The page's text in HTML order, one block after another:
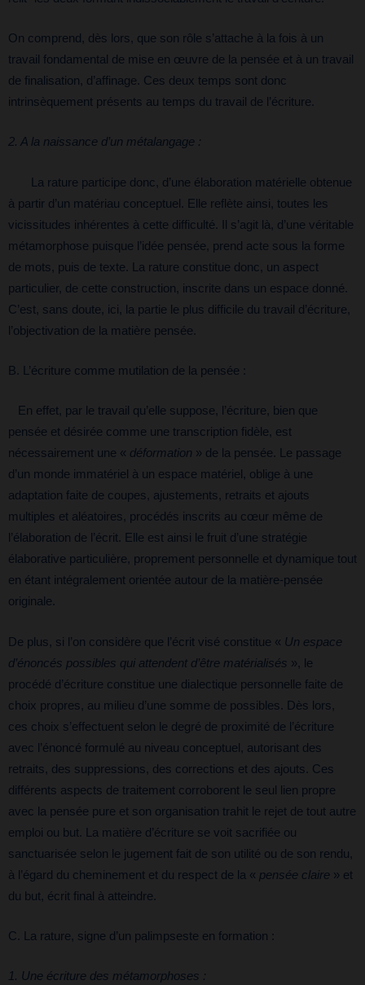
On comprend, dès lors, que son rôle s’attache à la fois à un
travail fondamental de mise en œuvre de la pensée et à un travail
de finalisation, d’affinage. Ces deux temps sont donc
intrinsèquement présents au temps du travail de l’écriture.
2. A la naissance d’un métalangage :
La rature participe donc, d’une élaboration matérielle obtenue
à partir d’un matériau conceptuel. Elle reflète ainsi, toutes les
vicissitudes inhérentes à cette difficulté. Il s’agit là, d’une véritable
métamorphose puisque l’idée pensée, prend acte sous la forme
de mots, puis de texte. La rature constitue donc, un aspect
particulier, de cette construction, inscrite dans un espace donné.
C’est, sans doute, ici, la partie le plus difficile du travail d’écriture,
l’objectivation de la matière pensée.
B. L’écriture comme mutilation de la pensée :
En effet, par le travail qu’elle suppose, l’écriture, bien que
pensée et désirée comme une transcription fidèle, est
nécessairement une « déformation » de la pensée. Le passage
d’un monde immatériel à un espace matériel, oblige à une
adaptation faite de coupes, ajustements, retraits et ajouts
multiples et aléatoires, procédés inscrits au cœur même de
l’élaboration de l’écrit. Elle est ainsi le fruit d’une stratégie
élaborative particulière, proprement personnelle et dynamique tout
en étant intégralement orientée autour de la matière-pensée
originale.
De plus, si l’on considère que l’écrit visé constitue « Un espace
d’énoncés possibles qui attendent d’être matérialisés », le
procédé d’écriture constitue une dialectique personnelle faite de
choix propres, au milieu d’une somme de possibles. Dès lors,
ces choix s’effectuent selon le degré de proximité de l’écriture
avec l’énoncé formulé au niveau conceptuel, autorisant des
retraits, des suppressions, des corrections et des ajouts. Ces
différents aspects de traitement corroborent le seul lien propre
avec la pensée pure et son organisation trahit le rejet de tout autre
emploi ou but. La matière d’écriture se voit sacrifiée ou
sanctuarisée selon le jugement fait de son utilité ou de son rendu,
à l’égard du cheminement et du respect de la « pensée claire » et
du but, écrit final à atteindre.
C. La rature, signe d’un palimpseste en formation :
1. Une écriture des métamorphoses :